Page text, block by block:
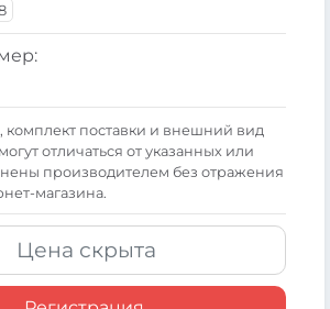
комплект поставки и внешний вид
отличаться от указанных или
производителем без отражения
магазина.
Цена скрыта